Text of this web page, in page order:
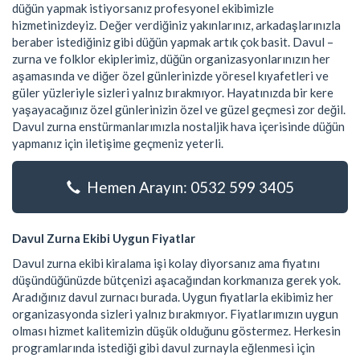
düğün yapmak istiyorsanız profesyonel ekibimizle
hizmetinizdeyiz. Değer verdiğiniz yakınlarınız, arkadaşlarınızla
beraber istediğiniz gibi düğün yapmak artık çok basit. Davul –
zurna ve folklor ekiplerimiz, düğün organizasyonlarınızın her
aşamasında ve diğer özel günlerinizde yöresel kıyafetleri ve
güler yüzleriyle sizleri yalnız bırakmıyor. Hayatınızda bir kere
yaşayacağınız özel günlerinizin özel ve güzel geçmesi zor değil.
Davul zurna enstürmanlarımızla nostaljik hava içerisinde düğün
yapmanız için iletişime geçmeniz yeterli.
Hemen Arayın: 0532 599 3405
Davul Zurna Ekibi Uygun Fiyatlar
Davul zurna ekibi kiralama işi kolay diyorsanız ama fiyatını
düşündüğünüzde bütçenizi aşacağından korkmanıza gerek yok.
Aradığınız davul zurnacı burada. Uygun fiyatlarla ekibimiz her
organizasyonda sizleri yalnız bırakmıyor. Fiyatlarımızın uygun
olması hizmet kalitemizin düşük olduğunu göstermez. Herkesin
programlarında istediği gibi davul zurnayla eğlenmesi için